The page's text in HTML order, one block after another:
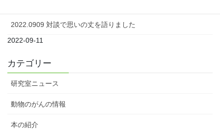
2022.0909 対談で思いの丈を語りました
2022-09-11
カテゴリー
研究室ニュース
動物のがんの情報
本の紹介